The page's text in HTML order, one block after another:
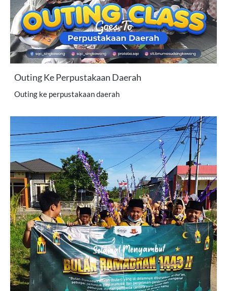
Outing Ke Perpustakaan Daerah
Outing ke perpustakaan daerah